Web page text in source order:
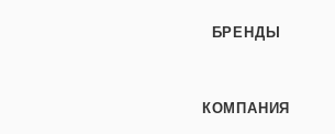
БРЕНДЫ
КОМПАНИЯ